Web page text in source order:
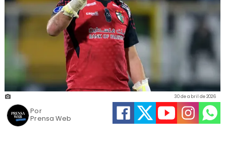
Prensa Web
30 de abril de 2026
Por